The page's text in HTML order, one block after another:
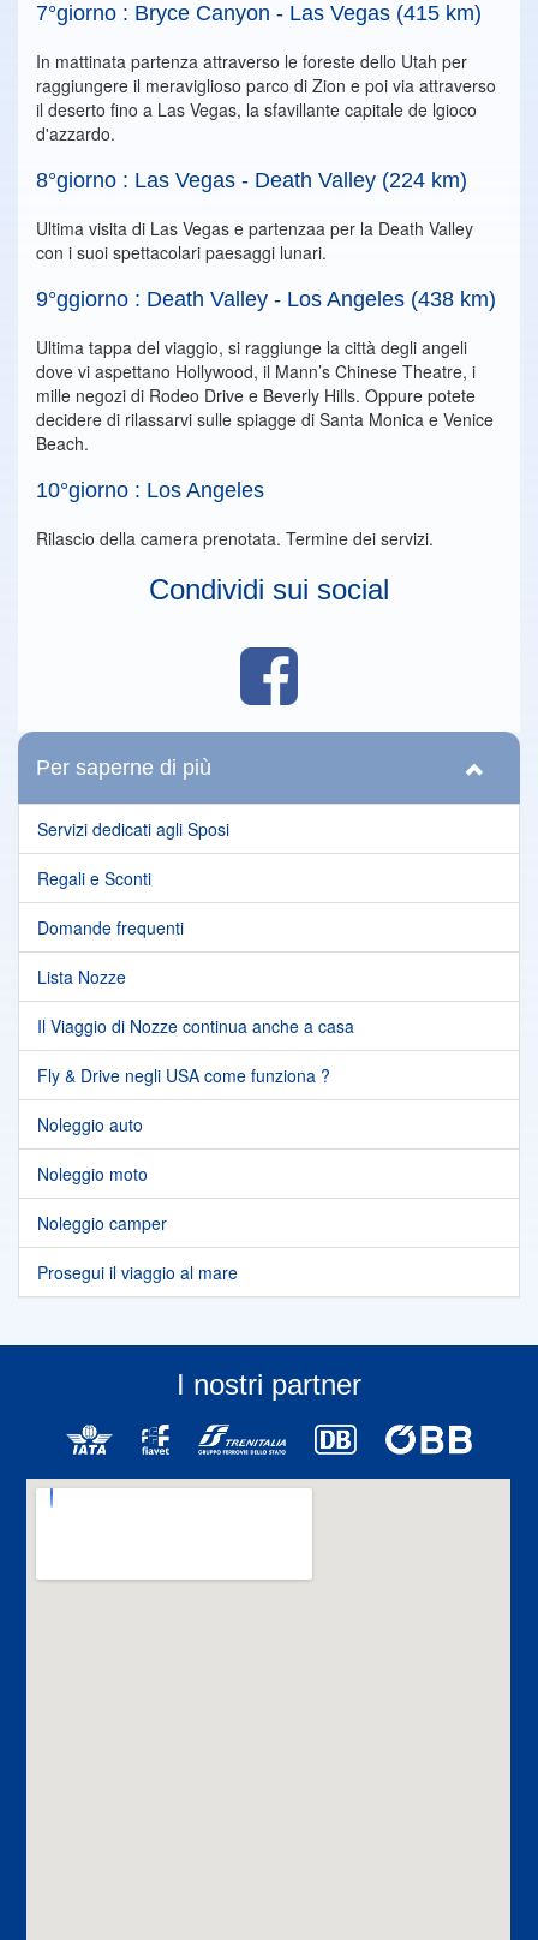
7°giorno : Bryce Canyon - Las Vegas (415 km)
In mattinata partenza attraverso le foreste dello Utah per
raggiungere il meraviglioso parco di Zion e poi via attraverso
il deserto fino a Las Vegas, la sfavillante capitale de lgioco
d'azzardo.
8°giorno : Las Vegas - Death Valley (224 km)
Ultima visita di Las Vegas e partenzaa per la Death Valley
con i suoi spettacolari paesaggi lunari.
9°ggiorno : Death Valley - Los Angeles (438 km)
Ultima tappa del viaggio, si raggiunge la città degli angeli
dove vi aspettano Hollywood, il Mann’s Chinese Theatre, i
mille negozi di Rodeo Drive e Beverly Hills. Oppure potete
decidere di rilassarvi sulle spiagge di Santa Monica e Venice
Beach.
10°giorno : Los Angeles
Rilascio della camera prenotata. Termine dei servizi.
Condividi sui social
Per saperne di più
Servizi dedicati agli Sposi
Regali e Sconti
Domande frequenti
Lista Nozze
Il Viaggio di Nozze continua anche a casa
Fly & Drive negli USA come funziona ?
Noleggio auto
Noleggio moto
Noleggio camper
Prosegui il viaggio al mare
I nostri partner